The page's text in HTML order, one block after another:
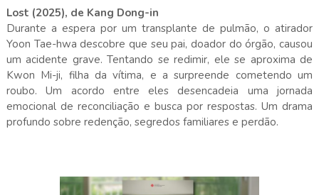
Lost (2025), de Kang Dong-in
Durante a espera por um transplante de pulmão, o atirador
Yoon Tae-hwa descobre que seu pai, doador do órgão, causou
um acidente grave. Tentando se redimir, ele se aproxima de
Kwon Mi-ji, filha da vítima, e a surpreende cometendo um
roubo. Um acordo entre eles desencadeia uma jornada
emocional de reconciliação e busca por respostas. Um drama
profundo sobre redenção, segredos familiares e perdão.